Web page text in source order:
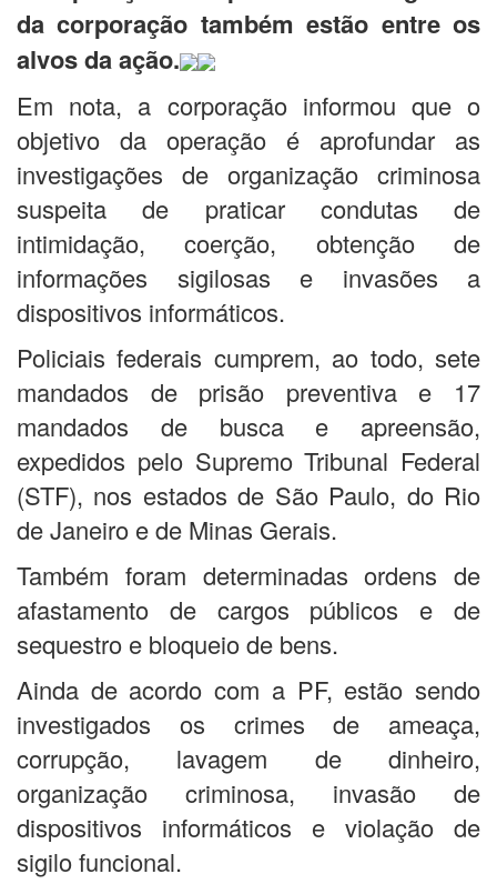
da corporação também estão entre os
alvos da ação.
Em nota, a corporação informou que o
objetivo da operação é aprofundar as
investigações de organização criminosa
suspeita de praticar condutas de
intimidação, coerção, obtenção de
informações sigilosas e invasões a
dispositivos informáticos.
Policiais federais cumprem, ao todo, sete
mandados de prisão preventiva e 17
mandados de busca e apreensão,
expedidos pelo Supremo Tribunal Federal
(STF), nos estados de São Paulo, do Rio
de Janeiro e de Minas Gerais.
Também foram determinadas ordens de
afastamento de cargos públicos e de
sequestro e bloqueio de bens.
Ainda de acordo com a PF, estão sendo
investigados os crimes de ameaça,
corrupção, lavagem de dinheiro,
organização criminosa, invasão de
dispositivos informáticos e violação de
sigilo funcional.